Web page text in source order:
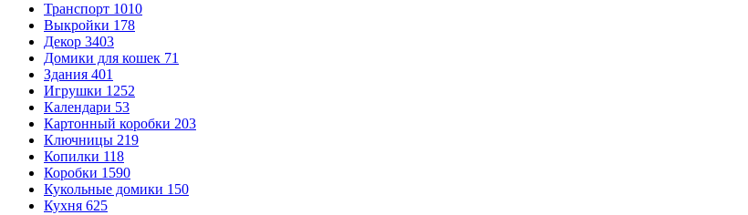
Транспорт 1010
Выкройки 178
Декор 3403
Домики для кошек 71
Здания 401
Игрушки 1252
Календари 53
Картонный коробки 203
Ключницы 219
Копилки 118
Коробки 1590
Кукольные домики 150
Кухня 625